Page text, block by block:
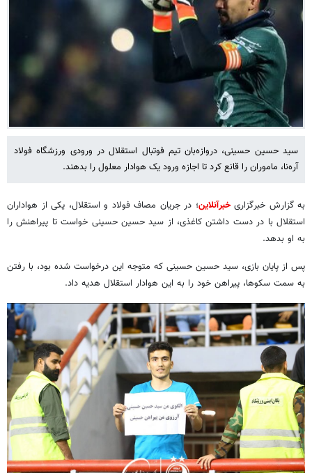
سید حسین حسینی، دروازه‌بان تیم فوتبال استقلال در ورودی ورزشگاه فولاد
آره‌نا، ماموران را قانع کرد تا اجازه ورود یک هوادار معلول را بدهند.
به گزارش خبرگزاریخبرآنلاین؛ در جریان مصاف فولاد و استقلال، یکی از هواداران
استقلال با در دست داشتن کاغذی، از سید حسین حسینی خواست تا پیراهنش را
به او بدهد.
پس از پایان بازی، سید حسین حسینی که متوجه این درخواست شده بود، با رفتن
به سمت سکوها، پیراهن خود را به این هوادار استقلال هدیه داد.